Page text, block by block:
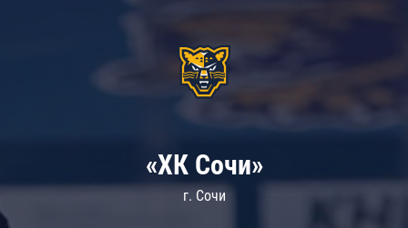
«ХК Сочи»
г. Сочи